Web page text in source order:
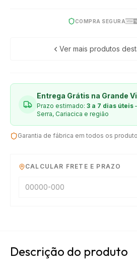
COMPRA SEGURA
Ver mais produtos
Entrega Grátis na Grande
Prazo estimado: 3 a 7 dias úteis
Serra, Cariacica e região
Garantia de fábrica em todos os
CALCULAR FRETE E PRAZO
Descrição do produto